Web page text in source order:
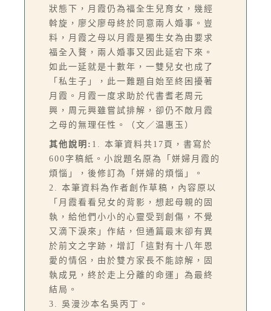
狀態下，月霞仍為福全生兒育女，幾經
斡旋，廖父廖母終於同意兩人婚事。豈
料，月霞之母以月霞是獨生女為由要求
福全入贅，兩人婚事又因此延宕下來。
如此一延就是十數年，一雙兒女也成了
「私生子」，此一難題自始至終困擾著
月霞。月霞一度求助於代書耆老周元
興，周元興雖嘗試排解，卻仍不敵月霞
之母的無理任性。（文／温惠玉）
其他說明: 1. 本筆資料共17頁，書寫於
600字稿紙。小說題名原為「姘婦月霞的
煩惱」，後修訂為「姘婦的煩惱」。
2. 本筆資料為作者創作草稿，內容原以
「月霞看看兒女的背影，想起母親的固
執，給他們小小的心靈受到創傷，不覺
又滴下淚來」作結，但通篇最末卻有異
於前文之字跡，增訂「這對有十八年恩
愛的情侶，由於雙方家長不能諒解，固
執成見，終於走上分離的命運」為最終
結局。
3. 吳漫沙本名吳丙丁。